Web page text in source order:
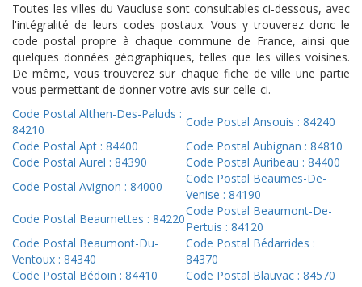
Toutes les villes du Vaucluse sont consultables ci-dessous, avec
l'intégralité de leurs codes postaux. Vous y trouverez donc le
code postal propre à chaque commune de France, ainsi que
quelques données géographiques, telles que les villes voisines.
De même, vous trouverez sur chaque fiche de ville une partie
vous permettant de donner votre avis sur celle-ci.
Code Postal Althen-Des-Paluds :
84210
Code Postal Ansouis : 84240
Code Postal Apt : 84400
Code Postal Aubignan : 84810
Code Postal Aurel : 84390
Code Postal Auribeau : 84400
Code Postal Avignon : 84000
Code Postal Beaumes-De-
Venise : 84190
Code Postal Beaumettes : 84220
Code Postal Beaumont-De-
Pertuis : 84120
Code Postal Beaumont-Du-
Ventoux : 84340
Code Postal Bédarrides :
84370
Code Postal Bédoin : 84410
Code Postal Blauvac : 84570